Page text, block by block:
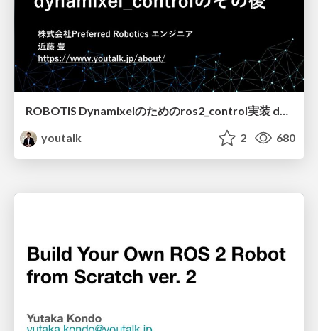
ROBOTIS Dynamixelのためのros2_control実装 dynamixel_controlのその後
youtalk
2 680